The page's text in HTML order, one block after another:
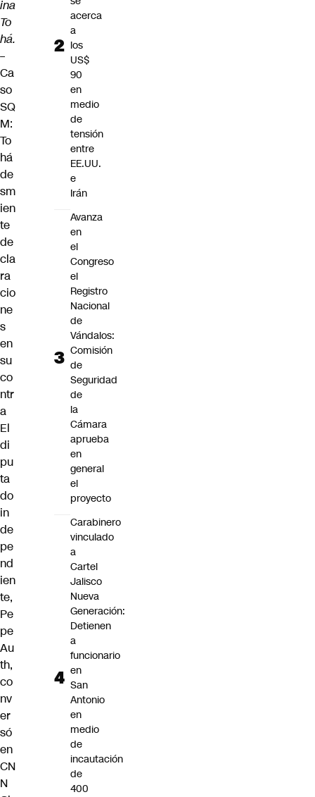
ina
To
há.
–
Ca
so
SQ
M:
To
há
de
sm
ien
te
de
cla
ra
cio
ne
s
en
su
co
ntr
a
El
di
pu
ta
do
in
de
pe
nd
ien
te,
Pe
pe
Au
th,
co
nv
er
só
en
CN
N
acerca
a
los
US$
90
en
medio
de
tensión
entre
EE.UU.
e
Irán
Avanza
en
el
Congreso
el
Registro
Nacional
de
Vándalos:
Comisión
de
Seguridad
de
la
Cámara
aprueba
en
general
el
proyecto
Carabinero
vinculado
a
Cartel
Jalisco
Nueva
Generación:
Detienen
a
funcionario
en
San
Antonio
en
medio
de
incautación
de
400